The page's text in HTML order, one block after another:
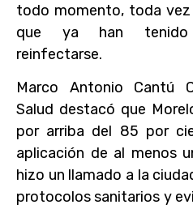
todo momento, toda vez
que ya han tenido
reinfectarse.
Marco Antonio Cantú
Salud destacó que
por arriba del 85 por
aplicación de al menos
hizo un llamado a la
protocolos sanitarios y